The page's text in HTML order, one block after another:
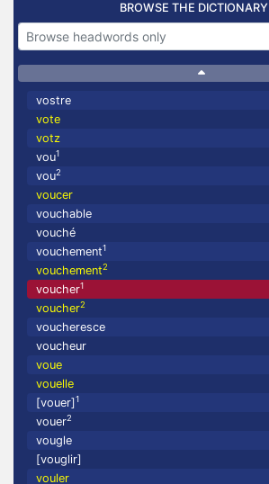
BROWSE THE DICTIONARY
vostre
vote
votz
vou1
vou2
voucer
vouchable
vouché
vouchement1
vouchement2
voucher1
voucher2
voucheresce
voucheur
voue
vouelle
[vouer]1
vouer2
vougle
[vouglir]
vouler